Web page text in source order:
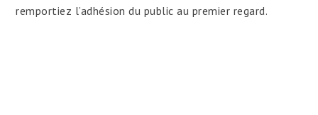
remportiez l’adhésion du public au premier regard.